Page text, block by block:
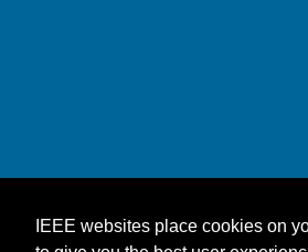
IEEE websites place cookies on